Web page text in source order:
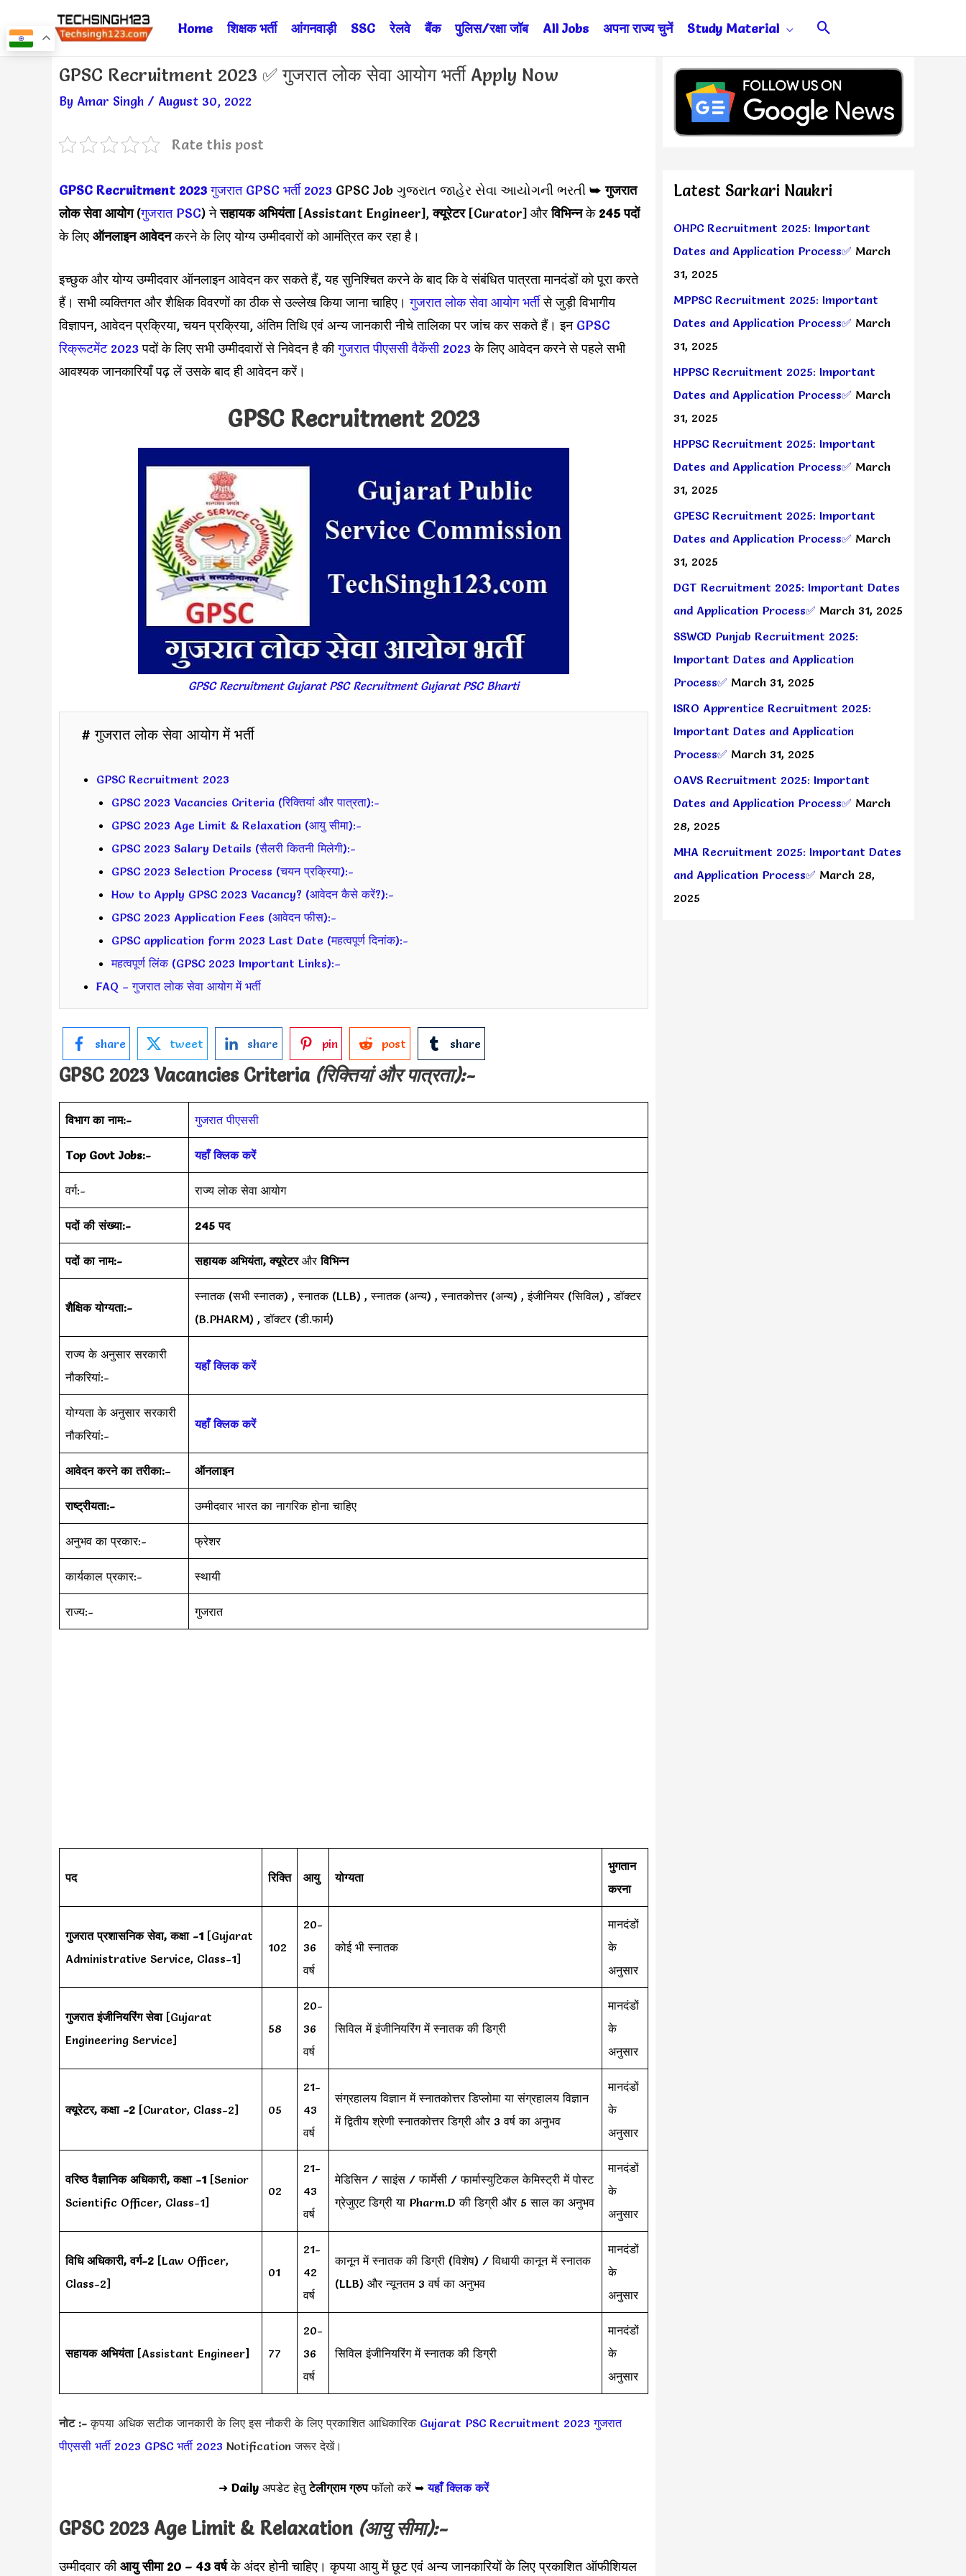
to
Home शिक्षक भर्ती आंगनवाड़ी SSC रेलवे बैंक पुलिस/रक्षा जॉब All Jobs अपना राज्य चुनें Study Material Search
GPSC Recruitment 2023 ✅ गुजरात लोक सेवा आयोग भर्ती Apply Now
By Amar Singh / August 30, 2022
Rate this post
GPSC Recruitment 2023 गुजरात GPSC भर्ती 2023 GPSC Job ગુજરાત જાહેર સેવા આયોગની ભરતી ➥गुजरात
लोक सेवा आयोग(गुजरात PSC) नेसहायक अभियंता [Assistant Engineer],क्यूरेटर[Curator] औरविभिन्नके 245 पदों
के लिए ऑनलाइन आवेदनकरने के लिए योग्य उम्मीदवारों को आमंत्रित कर रहा है।
इच्छुक और योग्य उम्मीदवार ऑनलाइन आवेदन कर सकते हैं, यह सुनिश्चित करने के बाद कि वे संबंधित पात्रता मानदंडों को पूरा करते
हैं। सभी व्यक्तिगत और शैक्षिक विवरणों का ठीक से उल्लेख किया जाना चाहिए।गुजरात लोक सेवा आयोग भर्तीसे जुड़ी विभागीय
विज्ञापन, आवेदन प्रक्रिया, चयन प्रक्रिया, अंतिम तिथि एवं अन्य जानकारी नीचे तालिका पर जांच कर सकते हैं। इन GPSC
रिक्रूटमेंट 2023पदों के लिए सभी उम्मीदवारों से निवेदन है कीगुजरात पीएससी वैकेंसी 2023के लिए आवेदन करने से पहले सभी
आवश्यक जानकारियाँ पढ़ लें उसके बाद ही आवेदन करें।
GPSC Recruitment 2023
GPSC Recruitment Gujarat PSC Recruitment Gujarat PSC Bharti
# गुजरात लोक सेवा आयोग में भर्ती
GPSC Recruitment 2023
GPSC 2023 Vacancies Criteria (रिक्तियां और पात्रता):-
GPSC 2023 Age Limit & Relaxation (आयु सीमा):-
GPSC 2023 Salary Details (सैलरी कितनी मिलेगी):-
GPSC 2023 Selection Process (चयन प्रक्रिया):-
How to Apply GPSC 2023 Vacancy? (आवेदन कैसे करें?):-
GPSC 2023 Application Fees (आवेदन फीस):-
GPSC application form 2023 Last Date (महत्वपूर्ण दिनांक):-
महत्वपूर्ण लिंक (GPSC 2023 Important Links):–
FAQ – गुजरात लोक सेवा आयोग में भर्ती
share tweet share pin post share
GPSC 2023 Vacancies Criteria (रिक्तियां और पात्रता):-
विभाग का नाम:- गुजरात पीएससी
Top Govt Jobs:- यहाँ क्लिक करें
वर्ग:- राज्य लोक सेवा आयोग
पदों की संख्या:- 245 पद
पदों का नाम:- सहायक अभियंता, क्यूरेटर औरविभिन्न
शैक्षिक योग्यता:-
स्नातक (सभी स्नातक) , स्नातक (LLB) , स्नातक (अन्य) , स्नातकोत्तर (अन्य) , इंजीनियर (सिविल) , डॉक्टर
(B.PHARM) , डॉक्टर (डी.फार्म)
राज्य के अनुसार सरकारी
नौकरियां:-
यहाँ क्लिक करें
योग्यता के अनुसार सरकारी
नौकरियां:-
यहाँ क्लिक करें
आवेदन करने का तरीका:– ऑनलाइन
राष्ट्रीयता:- उम्मीदवार भारत का नागरिक होना चाहिए
अनुभव का प्रकार:- फ्रेशर
कार्यकाल प्रकार:- स्थायी
राज्य:- गुजरात
पद रिक्ति आयु योग्यता
भुगतान
करना
गुजरात प्रशासनिक सेवा, कक्षा -1 [Gujarat
Administrative Service, Class-1]
102
20-
36
वर्ष
कोई भी स्नातक
मानदंडों
के
अनुसार
गुजरात इंजीनियरिंग सेवा[Gujarat
Engineering Service]
58
20-
36
वर्ष
सिविल में इंजीनियरिंग में स्नातक की डिग्री
मानदंडों
के
अनुसार
क्यूरेटर, कक्षा -2 [Curator, Class-2] 05
21-
43
वर्ष
संग्रहालय विज्ञान में स्नातकोत्तर डिप्लोमा या संग्रहालय विज्ञान
में द्वितीय श्रेणी स्नातकोत्तर डिग्री और 3 वर्ष का अनुभव
मानदंडों
के
अनुसार
वरिष्ठ वैज्ञानिक अधिकारी, कक्षा -1 [Senior
Scientific Officer, Class-1]
02
21-
43
वर्ष
मेडिसिन / साइंस / फार्मेसी / फार्मास्युटिकल केमिस्ट्री में पोस्ट
ग्रेजुएट डिग्री या Pharm.D की डिग्री और 5 साल का अनुभव
मानदंडों
के
अनुसार
विधि अधिकारी, वर्ग-2 [Law Officer,
Class-2]
01
21-
42
वर्ष
कानून में स्नातक की डिग्री (विशेष) / विधायी कानून में स्नातक
(LLB) और न्यूनतम 3 वर्ष का अनुभव
मानदंडों
के
अनुसार
सहायक अभियंता[Assistant Engineer] 77
20-
36
वर्ष
सिविल इंजीनियरिंग में स्नातक की डिग्री
मानदंडों
के
अनुसार
नोट :- कृपया अधिक सटीक जानकारी के लिए इस नौकरी के लिए प्रकाशित आधिकारिक Gujarat PSC Recruitment 2023 गुजरात
पीएससी भर्ती 2023 GPSC भर्ती 2023 Notification जरूर देखें।
➜ Daily अपडेट हेतुटेलीग्राम ग्रुपफॉलो करें ➥यहाँ क्लिक करें
GPSC 2023 Age Limit & Relaxation (आयु सीमा):-
उम्मीदवार कीआयु सीमा 20 – 43 वर्षके अंदर होनी चाहिए। कृपया आयु में छूट एवं अन्य जानकारियों के लिए प्रकाशित ऑफीशियल
Post
Latest Sarkari Naukri
OHPC Recruitment 2025: Important
Dates and Application Process✅ March
31, 2025
MPPSC Recruitment 2025: Important
Dates and Application Process✅ March
31, 2025
HPPSC Recruitment 2025: Important
Dates and Application Process✅ March
31, 2025
HPPSC Recruitment 2025: Important
Dates and Application Process✅ March
31, 2025
GPESC Recruitment 2025: Important
Dates and Application Process✅ March
31, 2025
DGT Recruitment 2025: Important Dates
and Application Process✅ March 31, 2025
SSWCD Punjab Recruitment 2025:
Important Dates and Application
Process✅ March 31, 2025
ISRO Apprentice Recruitment 2025:
Important Dates and Application
Process✅ March 31, 2025
OAVS Recruitment 2025: Important
Dates and Application Process✅ March
28, 2025
MHA Recruitment 2025: Important Dates
and Application Process✅ March 28,
2025